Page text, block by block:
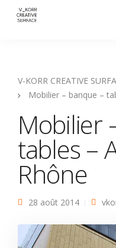
V-KORR CREATIVE
Mobilier – banque –
Mobilier
tables –
Rhône
28 août 2014